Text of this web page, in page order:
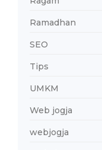
Ramadhan
SEO
Tips
UMKM
Web jogja
webjogja